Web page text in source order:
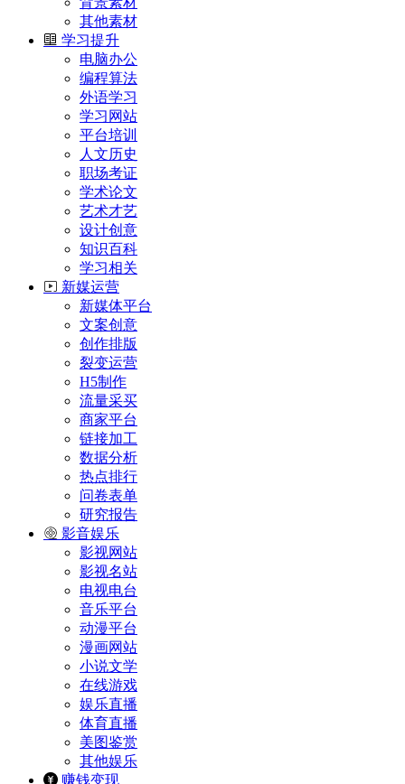
其他素材
学习提升
电脑办公
编程算法
外语学习
学习网站
平台培训
人文历史
职场考证
学术论文
艺术才艺
设计创意
知识百科
学习相关
新媒运营
新媒体平台
文案创意
创作排版
裂变运营
H5制作
流量采买
商家平台
链接加工
数据分析
热点排行
问卷表单
研究报告
影音娱乐
影视网站
影视名站
电视电台
音乐平台
动漫平台
漫画网站
小说文学
在线游戏
娱乐直播
体育直播
美图鉴赏
其他娱乐
赚钱变现